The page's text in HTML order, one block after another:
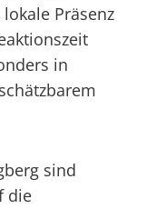
Präsenz
in
sind
die